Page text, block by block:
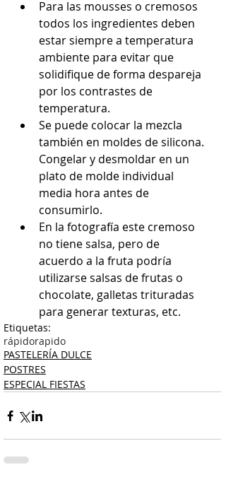
Para las mousses o cremosos
todos los ingredientes deben
estar siempre a temperatura
ambiente para evitar que
solidifique de forma despareja
por los contrastes de
temperatura.
Se puede colocar la mezcla
también en moldes de silicona.
Congelar y desmoldar en un
plato de molde individual
media hora antes de
consumirlo.
En la fotografía este cremoso
no tiene salsa, pero de
acuerdo a la fruta podría
utilizarse salsas de frutas o
chocolate, galletas trituradas
para generar texturas, etc.
Etiquetas:
rápidorapido
PASTELERÍA DULCE
POSTRES
ESPECIAL FIESTAS